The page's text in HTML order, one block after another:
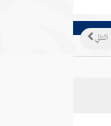
التالي